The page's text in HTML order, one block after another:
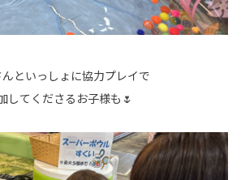
んといっしょに協力プレイで
してくださるお子様も🌷